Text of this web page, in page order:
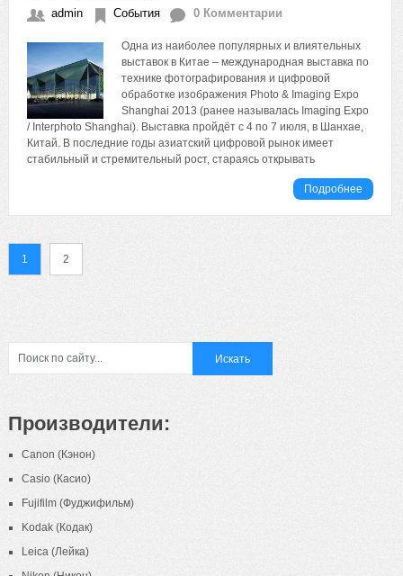
admin События 0 Комментарии
Одна из наиболее популярных и влиятельных
выставок в Китае – международная выставка по
технике фотографирования и цифровой
обработке изображения Photo & Imaging Expo
Shanghai 2013 (ранее называлась Imaging Expo
/ Interphoto Shanghai). Выставка пройдёт с 4 по 7 июля, в Шанхае,
Китай. В последние годы азиатский цифровой рынок имеет
стабильный и стремительный рост, стараясь открывать
Подробнее
1 2
Производители:
Canon (Кэнон)
Casio (Касио)
Fujifilm (Фуджифильм)
Kodak (Кодак)
Leica (Лейка)